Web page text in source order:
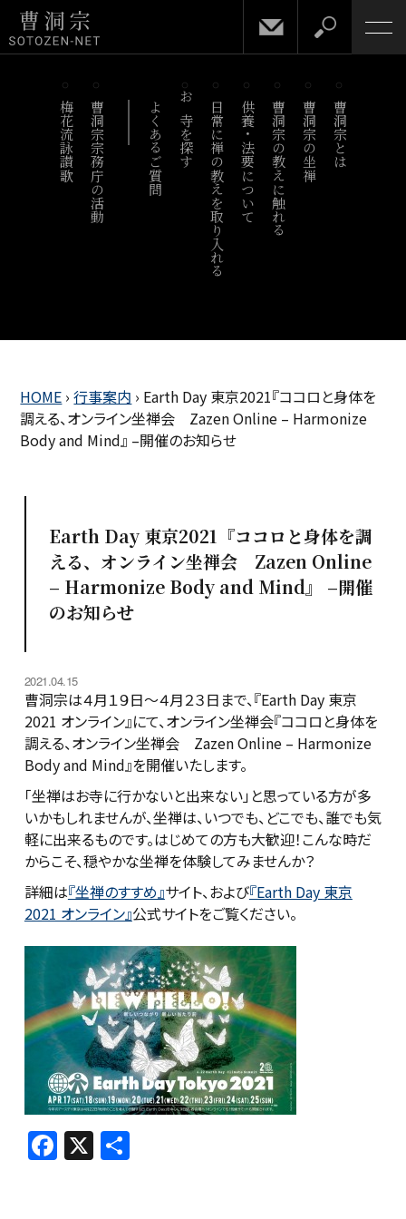
梅花流詠讃歌 曹洞宗宗務庁の活動 よくあるご質問 お寺を探す 日常に禅の教えを取り入れる供養・法要について曹洞宗の教えに触れる 曹洞宗の坐禅 曹洞宗とは
HOME › 行事案内 › Earth Day 東京2021『ココロと身体を
調える、オンライン坐禅会 Zazen Online – Harmonize
Body and Mind』 –開催のお知らせ
Earth Day 東京2021『ココロと身体を調
える、オンライン坐禅会 Zazen Online
– Harmonize Body and Mind』 –開催
のお知らせ
2021.04.15
曹洞宗は４月１９日～４月２３日まで、『Earth Day 東京
2021 オンライン』にて、オンライン坐禅会『ココロと身体を
調える、オンライン坐禅会 Zazen Online – Harmonize
Body and Mind』を開催いたします。
「坐禅はお寺に行かないと出来ない」と思っている方が多
いかもしれませんが、坐禅は、いつでも、どこでも、誰でも気
軽に出来るものです。はじめての方も大歓迎！こんな時だ
からこそ、穏やかな坐禅を体験してみませんか？
詳細は『坐禅のすすめ』サイト、および『Earth Day 東京
2021 オンライン』公式サイトをご覧ください。
F
a
X 共